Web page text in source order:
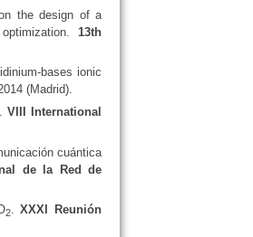
the design of a
13th
bases ionic
(Madrid).
VIII International
cuántica
de la Red de
2.XXXI Reunión